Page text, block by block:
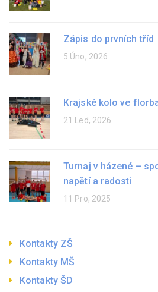
Zápis do prvních tříd
5 Úno, 2026
Krajské kolo ve
21 Led, 2026
Turnaj v házené –
napětí a radosti
11 Pro, 2025
Kontakty ZŠ
Kontakty MŠ
Kontakty ŠD